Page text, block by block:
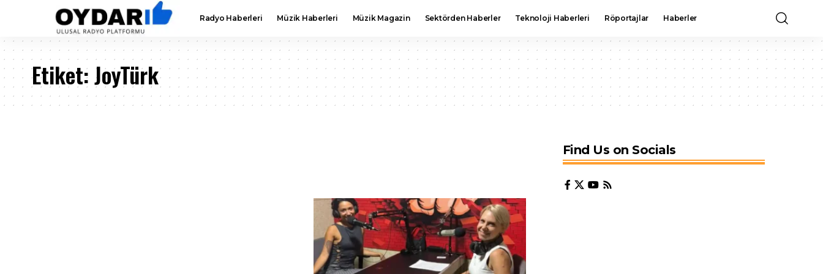
Radyo Haberleri Müzik Haberleri Müzik Magazin Sektörden Haberler Teknoloji Haberleri Röportajlar Haberler
Etiket:JoyTürk
Find Us on Socials